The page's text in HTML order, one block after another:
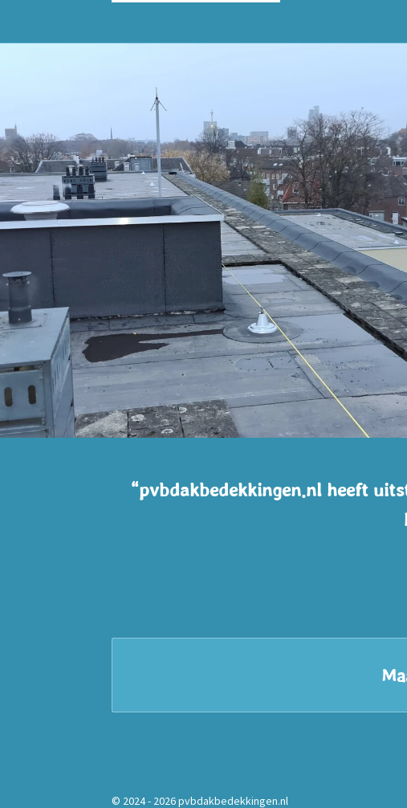
“pvbdakbedekkingen.nl heeft
© 2024 - 2026 pvbdakbedekkingen.nl